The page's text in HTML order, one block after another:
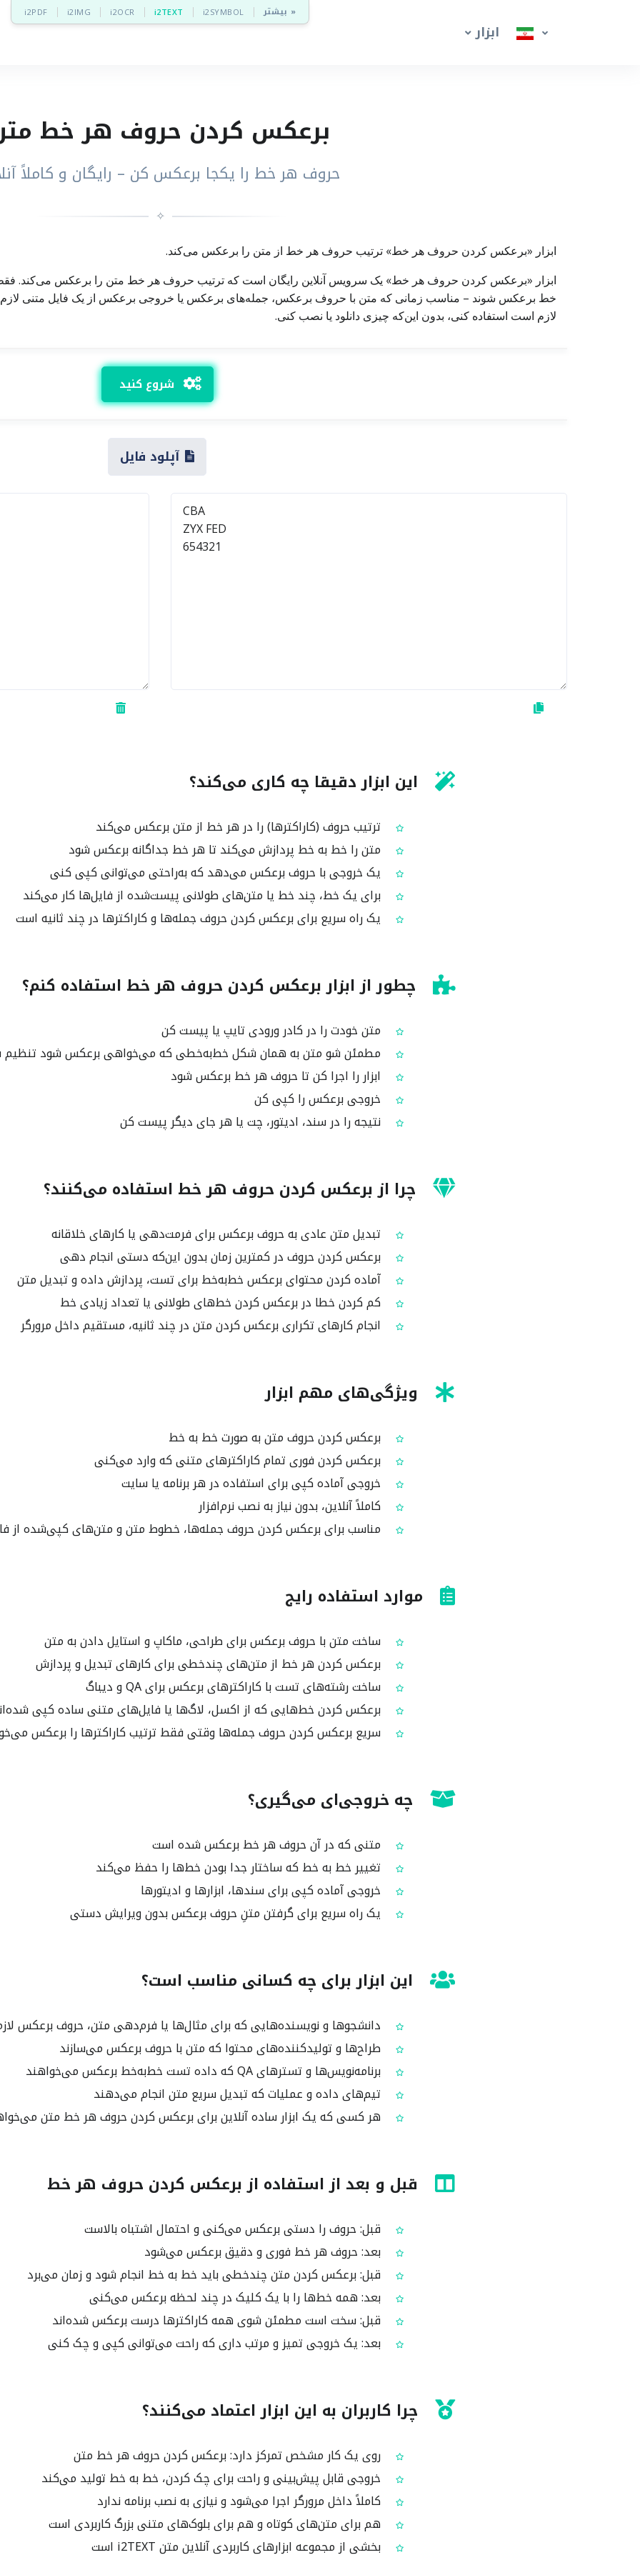
i2PDF i2IMG i2OCR i2TEXT i2SYMBOL بیشتر »
ابزار
برعکس کردن حروف هر خط
حروف هر خط را یکجا برعکس کن – رایگان و کاملاً
✧
ابزار «برعکس کردن حروف هر خط» ترتیب حروف هر خط از متن را برعکس می‌کند.
ابزار «برعکس کردن حروف هر خط» یک سرویس آنلاین رایگان است که ترتیب حروف هر خط متن را برعکس می‌کند.
خط برعکس شوند – مناسب زمانی که متن با حروف برعکس، جمله‌های برعکس یا خروجی برعکس از یک فایل متنی لازم
لازم است استفاده کنی، بدون این‌که چیزی دانلود یا نصب کنی.
شروع کنید
آپلود فایل
این ابزار دقیقا چه کاری می‌کند؟
ترتیب حروف (کاراکترها) را در هر خط از متن برعکس می‌کند
متن را خط به خط پردازش می‌کند تا هر خط جداگانه برعکس شود
یک خروجی با حروف برعکس می‌دهد که به‌راحتی می‌توانی کپی کنی
برای یک خط، چند خط یا متن‌های طولانی پیست‌شده از فایل‌ها کار می‌کند
یک راه سریع برای برعکس کردن حروف جمله‌ها و کاراکترها در چند ثانیه است
چطور از ابزار برعکس کردن حروف هر خط استفاده کنم؟
متن خودت را در کادر ورودی تایپ یا پیست کن
مطمئن شو متن به همان شکل خط‌به‌خطی که می‌خواهی برعکس شود
ابزار را اجرا کن تا حروف هر خط برعکس شود
خروجی برعکس را کپی کن
نتیجه را در سند، ادیتور، چت یا هر جای دیگر پیست کن
چرا از برعکس کردن حروف هر خط استفاده می‌کنند؟
تبدیل متن عادی به حروف برعکس برای فرمت‌دهی یا کارهای خلاقانه
برعکس کردن حروف در کمترین زمان بدون این‌که دستی انجام دهی
آماده کردن محتوای برعکس خط‌به‌خط برای تست، پردازش داده و تبدیل متن
کم کردن خطا در برعکس کردن خط‌های طولانی یا تعداد زیادی خط
انجام کارهای تکراری برعکس کردن متن در چند ثانیه، مستقیم داخل مرورگر
ویژگی‌های مهم ابزار
برعکس کردن حروف متن به صورت خط به خط
برعکس کردن فوری تمام کاراکترهای متنی که وارد می‌کنی
خروجی آماده کپی برای استفاده در هر برنامه یا سایت
کاملاً آنلاین، بدون نیاز به نصب نرم‌افزار
مناسب برای برعکس کردن حروف جمله‌ها، خطوط متن و متن‌های کپی‌شده از
موارد استفاده رایج
ساخت متن با حروف برعکس برای طراحی، ماکاپ و استایل دادن به متن
برعکس کردن هر خط از متن‌های چندخطی برای کارهای تبدیل و پردازش
ساخت رشته‌های تست با کاراکترهای برعکس برای QA و دیباگ
برعکس کردن خط‌هایی که از اکسل، لاگ‌ها یا فایل‌های متنی ساده کپی
سریع برعکس کردن حروف جمله‌ها وقتی فقط ترتیب کاراکترها را برعکس
چه خروجی‌ای می‌گیری؟
متنی که در آن حروف هر خط برعکس شده است
تغییر خط به خط که ساختار جدا بودن خط‌ها را حفظ می‌کند
خروجی آماده کپی برای سندها، ابزارها و ادیتورها
یک راه سریع برای گرفتن متنِ حروف برعکس بدون ویرایش دستی
این ابزار برای چه کسانی مناسب است؟
دانشجوها و نویسنده‌هایی که برای مثال‌ها یا فرم‌دهی متن، حروف برعکس
طراح‌ها و تولیدکننده‌های محتوا که متن با حروف برعکس می‌سازند
برنامه‌نویس‌ها و تسترهای QA که داده تست خط‌به‌خط برعکس می‌خواهند
تیم‌های داده و عملیات که تبدیل سریع متن انجام می‌دهند
هر کسی که یک ابزار ساده آنلاین برای برعکس کردن حروف هر خط متن
قبل و بعد از استفاده از برعکس کردن حروف هر خط
قبل: حروف را دستی برعکس می‌کنی و احتمال اشتباه بالاست
بعد: حروف هر خط فوری و دقیق برعکس می‌شود
قبل: برعکس کردن متن چندخطی باید خط به خط انجام شود و زمان می‌برد
بعد: همه خط‌ها را با یک کلیک در چند لحظه برعکس می‌کنی
قبل: سخت است مطمئن شوی همه کاراکترها درست برعکس شده‌اند
بعد: یک خروجی تمیز و مرتب داری که راحت می‌توانی کپی و چک کنی
چرا کاربران به این ابزار اعتماد می‌کنند؟
روی یک کار مشخص تمرکز دارد: برعکس کردن حروف هر خط متن
خروجی قابل پیش‌بینی و راحت برای چک کردن، خط به خط تولید می‌کند
کاملاً داخل مرورگر اجرا می‌شود و نیازی به نصب برنامه ندارد
هم برای متن‌های کوتاه و هم برای بلوک‌های متنی بزرگ کاربردی است
بخشی از مجموعه ابزارهای کاربردی آنلاین متن i2TEXT است